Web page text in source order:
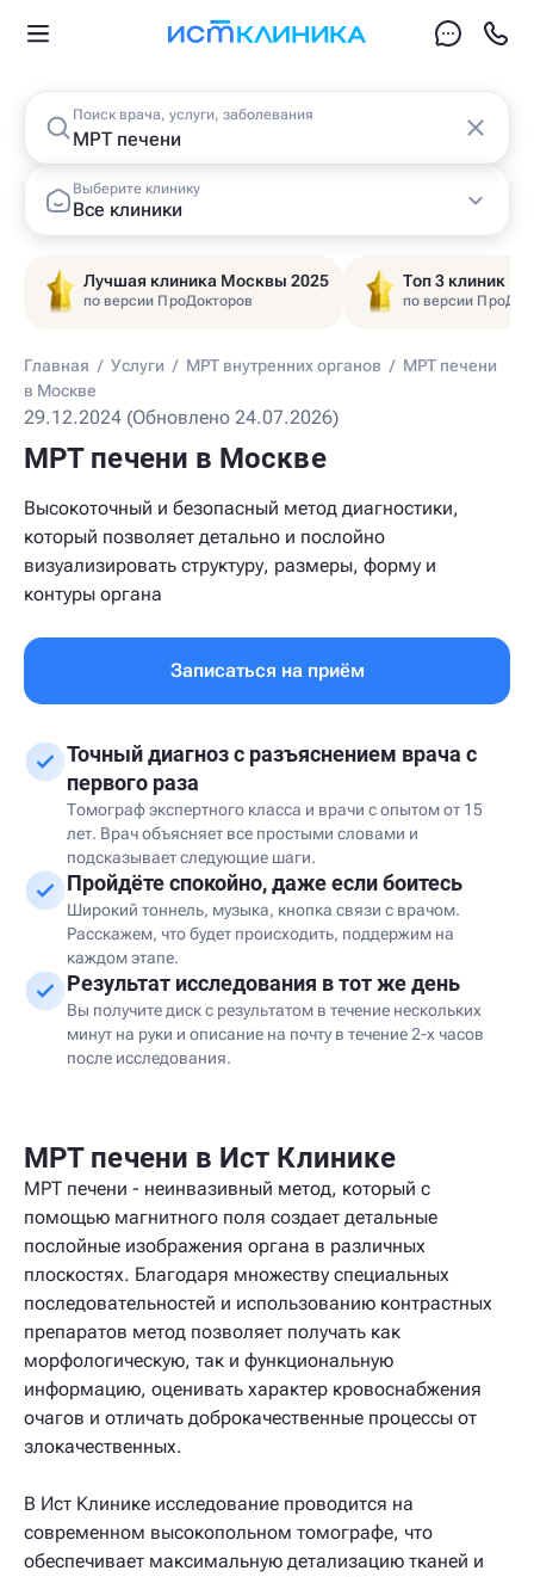
Поиск врача, услуги, заболевания
Выберите клинику
Все клиники
Лучшая клиника Москвы 2025
по версии ПроДокторов
Топ 3 клиник
по версии
Главная / Услуги / МРТ внутренних органов / МРТ печени
в Москве
29.12.2024 (Обновлено 24.07.2026)
МРТ печени в Москве
Высокоточный и безопасный метод диагностики,
который позволяет детально и послойно
визуализировать структуру, размеры, форму и
контуры органа
Записаться на приём
Точный диагноз с разъяснением врача с
первого раза
Томограф экспертного класса и врачи с опытом от 15
лет. Врач объясняет все простыми словами и
подсказывает следующие шаги.
Пройдёте спокойно, даже если боитесь
Широкий тоннель, музыка, кнопка связи с врачом.
Расскажем, что будет происходить, поддержим на
каждом этапе.
Результат исследования в тот же день
Вы получите диск с результатом в течение нескольких
минут на руки и описание на почту в течение 2-х часов
после исследования.
МРТ печени в Ист Клинике
МРТ печени - неинвазивный метод, который с
помощью магнитного поля создает детальные
послойные изображения органа в различных
плоскостях. Благодаря множеству специальных
последовательностей и использованию контрастных
препаратов метод позволяет получать как
морфологическую, так и функциональную
информацию, оценивать характер кровоснабжения
очагов и отличать доброкачественные процессы от
злокачественных.
В Ист Клинике исследование проводится на
современном высокопольном томографе, что
обеспечивает максимальную детализацию тканей и